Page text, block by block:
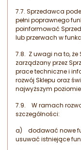
7.7. Sprzedawca
pełni poprawnego
poinformować
lub przerwach w
7.8. Z uwagi na to,
zarządzany przez
prace techniczne i
rozwój Sklepu oraz
najwyższym
7.9. W ramach
szczególności:
a) dodawać nowe
usuwać istniejące